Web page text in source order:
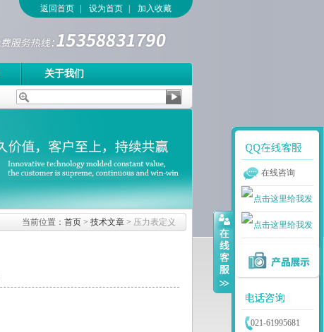
返回首页 设为首页 加入收藏
关于我们
当前位置： 首页 > 技术文章 > 压力表定义
在线咨询
021-61995681